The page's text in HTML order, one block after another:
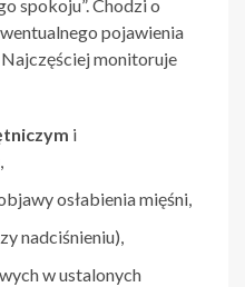
spokoju”. Chodzi o
pojawienia
monitoruje
i
osłabienia mięśni,
nadciśnieniu),
w ustalonych